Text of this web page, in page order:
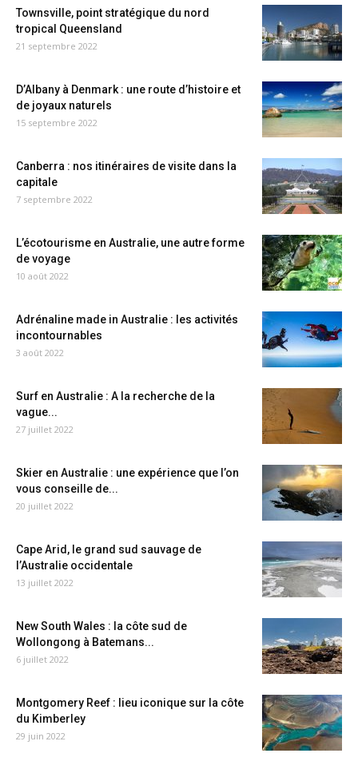
Townsville, point stratégique du nord
tropical Queensland
21 septembre 2022
D’Albany à Denmark : une route d’histoire et
de joyaux naturels
15 septembre 2022
Canberra : nos itinéraires de visite dans la
capitale
7 septembre 2022
L’écotourisme en Australie, une autre forme
de voyage
10 août 2022
Adrénaline made in Australie : les activités
incontournables
3 août 2022
Surf en Australie : A la recherche de la
vague...
27 juillet 2022
Skier en Australie : une expérience que l’on
vous conseille de...
20 juillet 2022
Cape Arid, le grand sud sauvage de
l’Australie occidentale
13 juillet 2022
New South Wales : la côte sud de
Wollongong à Batemans...
6 juillet 2022
Montgomery Reef : lieu iconique sur la côte
du Kimberley
29 juin 2022